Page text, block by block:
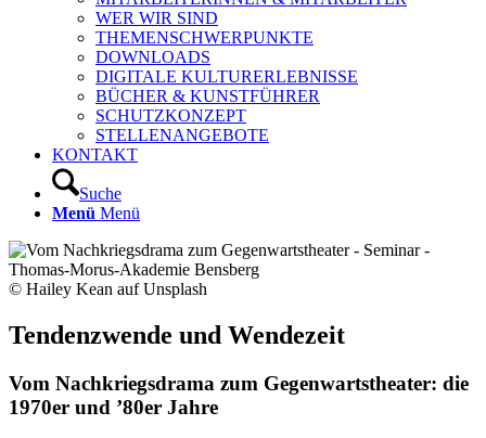
WER WIR SIND
THEMENSCHWERPUNKTE
DOWNLOADS
DIGITALE KULTURERLEBNISSE
BÜCHER & KUNSTFÜHRER
SCHUTZKONZEPT
STELLENANGEBOTE
KONTAKT
Suche
Menü Menü
© Hailey Kean auf Unsplash
Tendenzwende und Wendezeit
Vom Nachkriegsdrama zum Gegenwartstheater: die
1970er und ’80er Jahre